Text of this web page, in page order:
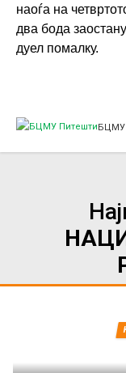
наоѓа на
два бода
дуел помалку.
БЦМУ